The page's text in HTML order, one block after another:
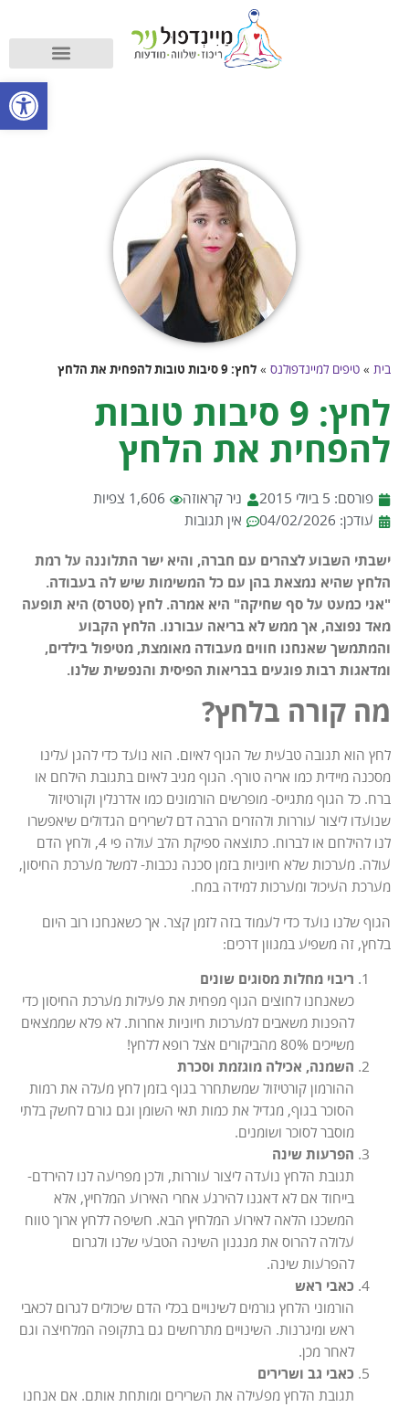
בית » טיפים למיינדפולנס » לחץ: 9 סיבות טובות להפחית את הלחץ
לחץ: 9 סיבות טובות
להפחית את הלחץ
פורסם: 5 ביולי 2015 ניר קראוזה
1,606 צפיות
עודכן: 04/02/2026
אין תגובות
ישבתי השבוע לצהרים עם חברה, והיא ישר התלוננה על רמת
הלחץ שהיא נמצאת בהן עם כל המשימות שיש לה בעבודה.
"אני כמעט על סף שחיקה" היא אמרה. לחץ (סטרס) היא תופעה
מאד נפוצה, אך ממש לא בריאה עבורנו. הלחץ הקבוע
והמתמשך שאנחנו חווים מעבודה מאומצת, מטיפול בילדים,
ומדאגות רבות פוגעים בבריאות הפיסית והנפשית שלנו.
מה קורה בלחץ?
לחץ הוא תגובה טבעית של הגוף לאיום. הוא נועד כדי להגן עלינו
מסכנה מיידית כמו אריה טורף. הגוף מגיב לאיום בתגובת הילחם או
ברח. כל הגוף מתגייס- מופרשים הורמונים כמו אדרנלין וקורטיזול
שנועדו ליצור עוררות ולהזרים הרבה דם לשרירים הגדולים שיאפשרו
לנו להילחם או לברוח. כתוצאה ספיקת הלב עולה פי 4, ולחץ הדם
עולה. מערכות שלא חיוניות בזמן סכנה נכבות- למשל מערכת החיסון,
מערכת העיכול ומערכות למידה במח.
הגוף שלנו נועד כדי לעמוד בזה לזמן קצר. אך כשאנחנו רוב היום
בלחץ, זה משפיע במגוון דרכים:
ריבוי מחלות מסוגים שונים
כשאנחנו לחוצים הגוף מפחית את פעילות מערכת החיסון כדי
להפנות משאבים למערכות חיוניות אחרות. לא פלא שממצאים
משייכים 80% מהביקורים אצל רופא ללחץ!
השמנה, אכילה מוגזמת וסכרת
ההורמון קורטיזול שמשתחרר בגוף בזמן לחץ מעלה את רמות
הסוכר בגוף, מגדיל את כמות תאי השומן וגם גורם לחשק בלתי
מוסבר לסוכר ושומנים.
הפרעות שינה
תגובת הלחץ נועדה ליצור עוררות, ולכן מפריעה לנו להירדם-
בייחוד אם לא דאגנו להירגע אחרי האירוע המלחיץ, אלא
המשכנו הלאה לאירוע המלחיץ הבא. חשיפה ללחץ ארוך טווח
עלולה להרוס את מנגנון השינה הטבעי שלנו ולגרום
להפרעות שינה.
כאבי ראש
הורמוני הלחץ גורמים לשינויים בכלי הדם שיכולים לגרום לכאבי
ראש ומיגרנות. השינויים מתרחשים גם בתקופה המלחיצה וגם
לאחר מכן.
כאבי גב ושרירים
תגובת הלחץ מפעילה את השרירים ומותחת אותם. אם אנחנו
פתח